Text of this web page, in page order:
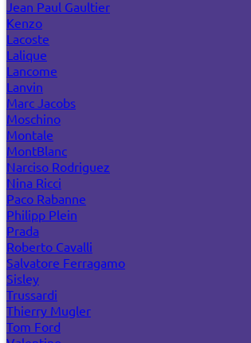
Jean Paul Gaultier
Kenzo
Lacoste
Lalique
Lancome
Lanvin
Marc Jacobs
Moschino
Montale
MontBlanc
Narciso Rodriguez
Nina Ricci
Paco Rabanne
Philipp Plein
Prada
Roberto Cavalli
Salvatore Ferragamo
Sisley
Trussardi
Thierry Mugler
Tom Ford